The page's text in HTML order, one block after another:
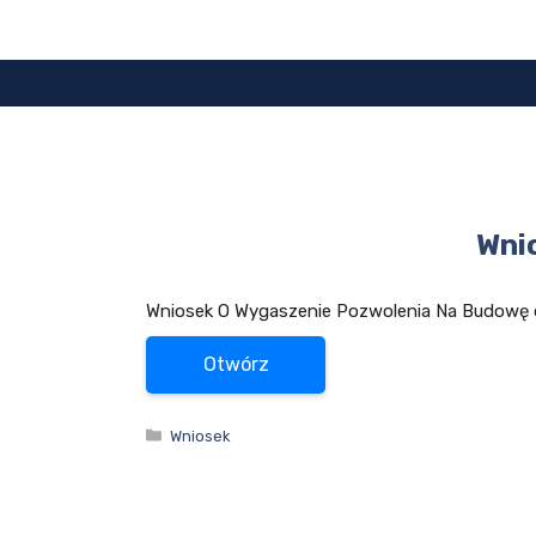
treści
Wniosek O Wygaszenie Pozwolenia Na
Otwórz
Kategorie
Wniosek